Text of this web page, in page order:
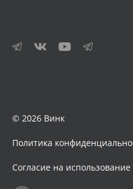
© 2026 Винк
Политика
Согласие на использование